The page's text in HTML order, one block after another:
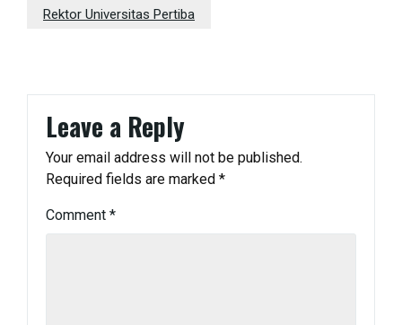
Rektor Universitas Pertiba
Leave a Reply
Your email address will not be published.
Required fields are marked *
Comment *